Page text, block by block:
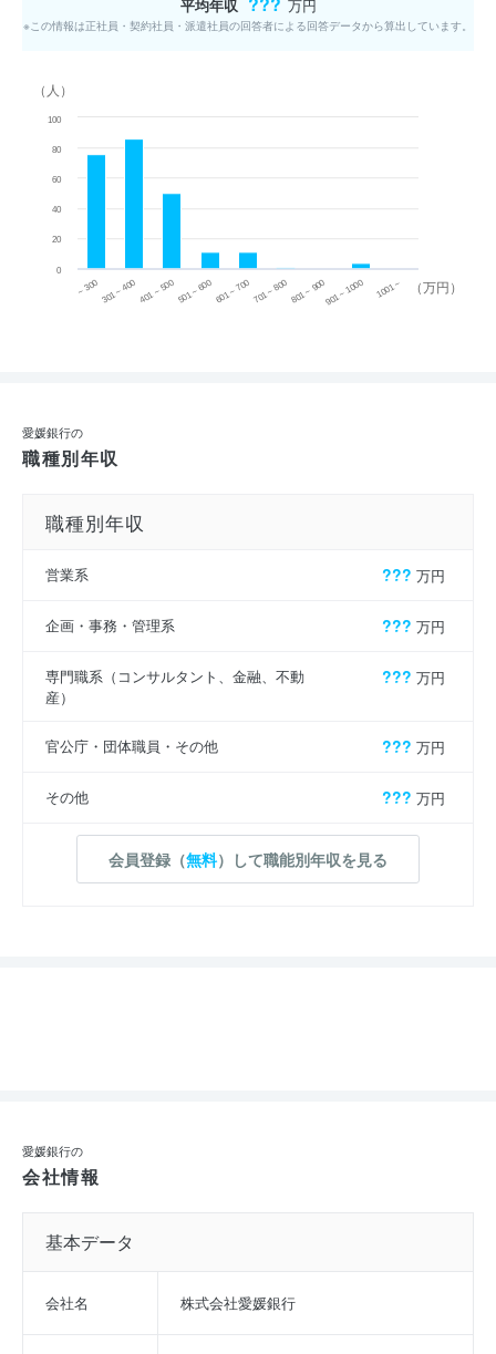
平均年収 万円
※この情報は正社員・契約社員・派遣社員の回答者による回答データから算出しています。
（万円）
（人）
~ 300 301 ~ 400 401 ~ 500501 ~ 600601 ~ 700701 ~ 800801 ~ 900901 ~ 1000 1001 ~
0
20
40
60
80
100
愛媛銀行の
職種別年収
職種別年収
営業系 ??? 万円
企画・事務・管理系 ??? 万円
専門職系（コンサルタント、金融、不動
産）
??? 万円
官公庁・団体職員・その他 ??? 万円
その他 ??? 万円
会員登録（無料）して職能別年収を見る
愛媛銀行の
会社情報
基本データ
会社名 株式会社愛媛銀行